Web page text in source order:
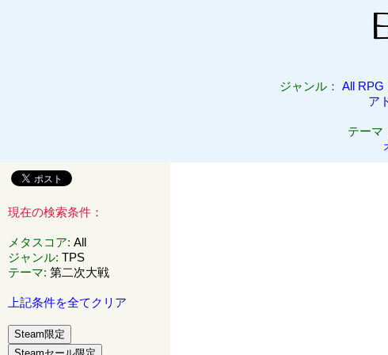
ジャンル： All RPG
ア
テーマ
現在の検索条件：
メタスコア: All
ジャンル: TPS
テーマ: 第二次大戦
上記条件を全てクリア